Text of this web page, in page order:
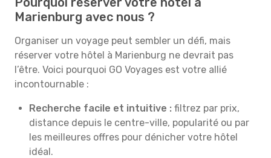
Marienburg avec nous ?
Organiser un voyage peut sembler un défi, mais
réserver votre hôtel à Marienburg ne devrait pas
l’être. Voici pourquoi GO Voyages est votre allié
incontournable :
Recherche facile et intuitive : filtrez par prix,
distance depuis le centre-ville, popularité ou par
les meilleures offres pour dénicher votre hôtel
idéal.